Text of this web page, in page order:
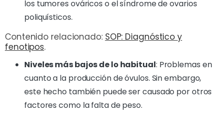
los tumores ováricos o el síndrome de ovarios
poliquísticos.
Contenido relacionado: SOP: Diagnóstico y
fenotipos.
Niveles más bajos de lo habitual: Problemas en
cuanto a la producción de óvulos. Sin embargo,
este hecho también puede ser causado por otros
factores como la falta de peso.